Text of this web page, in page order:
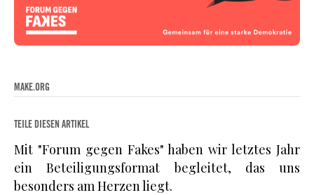
MAKE.ORG
TEILE DIESEN ARTIKEL
Mit "Forum gegen Fakes" haben wir letztes Jahr
ein Beteiligungsformat begleitet, das uns
besonders am Herzen liegt.